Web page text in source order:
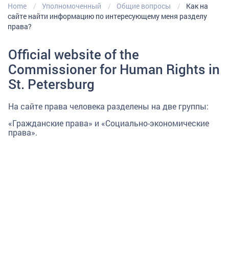
Home Уполномоченный Общие вопросы
Как на
сайте найти информацию по интересующему меня разделу
права?
Official website of the
Commissioner for Human Rights in
St. Petersburg
На сайте права человека разделены на две группы:
«Гражданские права» и «Социально-экономические
права».